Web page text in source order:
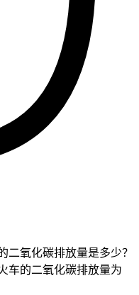
二氧化碳排放量是多少？
车的二氧化碳排放量为